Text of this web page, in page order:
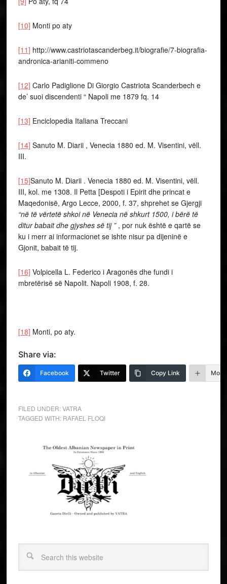
[10] Monti po aty
[11] http://www.castriotascanderbeg.it/biografie/7-biografia-
andronica-arianiti-commeno
[12] Carlo Padiglione Di Giorgio Castriota Scanderbech e
de’ suoi discendenti “ Napoli me 1879 fq. 14
[13] Enciclopedia Italiana Treccani
[14] Sanuto M. Diarii , Venecia 1880 ed. M. Visentini, vëll.
III.
[15]Sanuto M. Diarii . Venecia 1880 ed. M. Visentini, vëll.
III, kol. me 1308. Il Petta [Despoti i Epirit dhe princat e
Maqedonisë, Argo Lecce, 2000, f. 37, shprehet se Gjergji
“në të vërtetë shkoi në Venecia në shkurt 1500, i bërë të
ditur babait dhe gjyshes së tij ” , por nuk është e qartë se
ku i merr ai informacionet se ishte nisur pa dijeninë e
Gjonit, babait të tij.
[16] Volpicella L. Federico i Aragonës dhe fundi i
mbretërisë së Napolit. Napoli 1908, f. 28.
[18] Monti, po aty.
Share via:
Facebook Twitter Copy Link More
FILED UNDER:VATRA
TAGGED WITH: RAFAEL FLOQI